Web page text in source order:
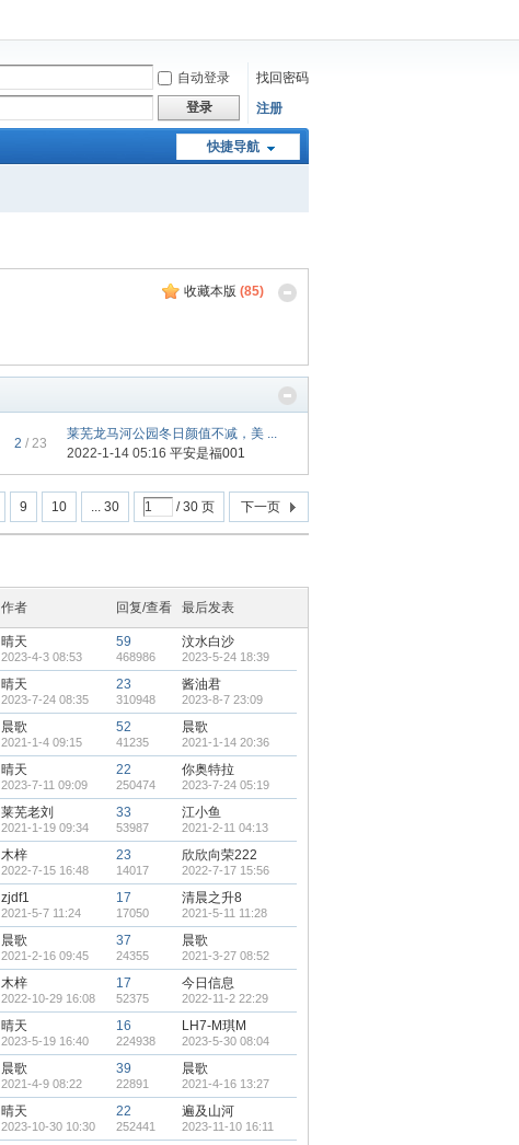
自动登录
找回密码
登录 注册
快捷导航
收藏本版 (85)
2 / 23
莱芜龙马河公园冬日颜值不减，美 ...
2022-1-14 05:16 平安是福001
9 10 ... 30 / 30 页 下一页
作者 回复/查看 最后发表
晴天
2023-4-3 08:53
59
468986
汶水白沙
2023-5-24 18:39
晴天
2023-7-24 08:35
23
310948
酱油君
2023-8-7 23:09
晨歌
2021-1-4 09:15
52
41235
晨歌
2021-1-14 20:36
晴天
2023-7-11 09:09
22
250474
你奥特拉
2023-7-24 05:19
莱芜老刘
2021-1-19 09:34
33
53987
江小鱼
2021-2-11 04:13
木梓
2022-7-15 16:48
23
14017
欣欣向荣222
2022-7-17 15:56
zjdf1
2021-5-7 11:24
17
17050
清晨之升8
2021-5-11 11:28
晨歌
2021-2-16 09:45
37
24355
晨歌
2021-3-27 08:52
木梓
2022-10-29 16:08
17
52375
今日信息
2022-11-2 22:29
晴天
2023-5-19 16:40
16
224938
LH7-M琪M
2023-5-30 08:04
晨歌
2021-4-9 08:22
39
22891
晨歌
2021-4-16 13:27
晴天
2023-10-30 10:30
22
252441
遍及山河
2023-11-10 16:11